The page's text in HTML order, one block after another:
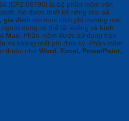
(EP2-06796) là bộ phần mềm văn
Nó được thiết kế riêng cho cá
gia đình với mục đích phi thương mại.
dùng có thể tải xuống và kích
Mac. Phần mềm được sử dụng trọn
và không mất phí định kỳ. Phần mềm
thuộc như Word, Excel, PowerPoint,